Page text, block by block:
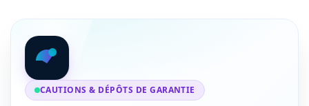
CAUTIONS & DÉPÔTS DE GARANTIE